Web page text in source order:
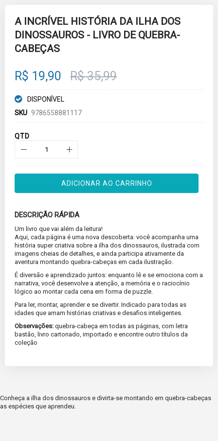
beginning
A INCRÍVEL HISTÓRIA DA ILHA DOS
DINOSSAUROS - LIVRO DE QUEBRA-
CABEÇAS
R$ 19,90 R$ 35,99
DISPONÍVEL
SKU 9786558881117
QTD
ADICIONAR AO CARRINHO
DESCRIÇÃO RÁPIDA
Um livro que vai além da leitura!
Aqui, cada página é uma nova descoberta: você acompanha uma
história super criativa sobre a ilha dos dinossauros, ilustrada com
imagens cheias de detalhes, e ainda participa ativamente da
aventura montando quebra-cabeças em cada ilustração.
É diversão e aprendizado juntos: enquanto lê e se emociona com a
narrativa, você desenvolve a atenção, a memória e o raciocínio
lógico ao montar cada cena em forma de puzzle.
Para ler, montar, aprender e se divertir. Indicado para todas as
idades que amam histórias criativas e desafios inteligentes.
Observações: quebra-cabeça em todas as páginas, com letra
bastão, livro cartonado, importado e encontre outro títulos da
coleção
Conheça a ilha dos dinossauros e divirta-se montando em quebra-cabeças
as espécies que aprendeu.